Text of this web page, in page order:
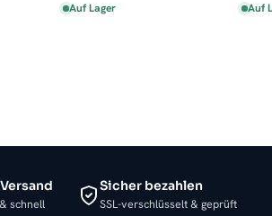
Auf Lager Auf
schnell
Sicher bezahlen
SSL-verschlüsselt & geprüft